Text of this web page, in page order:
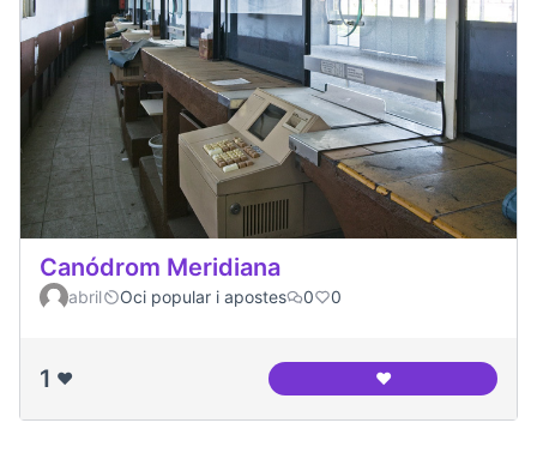
Canódrom Meridiana
abril Oci popular i apostes 0 0
1 ❤️ ❤️Canódrom